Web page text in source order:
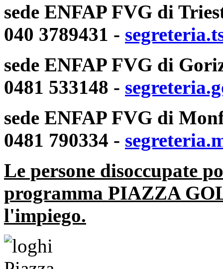
sede ENFAP FVG di
040 3789431 -
sede ENFAP FVG di
0481 533148 -
sede ENFAP FVG di
0481 790334 -
Le persone disoccupate
programma PIAZZA
l'impiego.